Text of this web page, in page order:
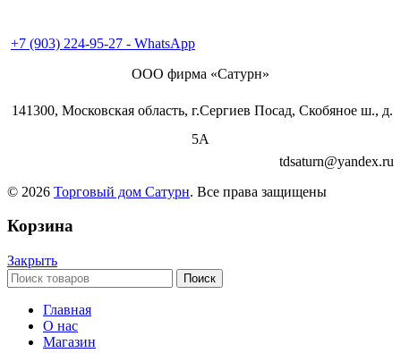
+7 (903) 224-95-27 - WhatsApp
ООО фирма «Сатурн»
141300, Московская область, г.Сергиев Посад, Скобяное ш., д.
5А
tdsaturn@yandex.ru
© 2026 Торговый дом Сатурн. Все права защищены
Корзина
Закрыть
Поиск
Главная
О нас
Магазин